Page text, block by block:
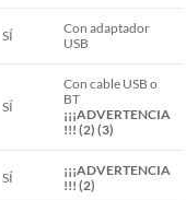
SÍ
Con adaptador
USB
SÍ
Con cable USB o
BT
¡¡¡ADVERTENCIA
!!! (2) (3)
SÍ
¡¡¡ADVERTENCIA
!!! (2)